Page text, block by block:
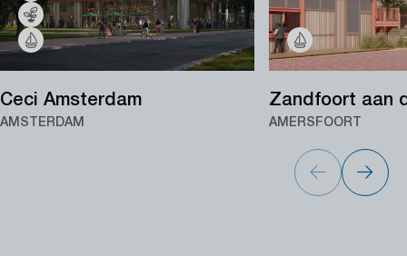
Ceci Amsterdam
AMSTERDAM
Zandfoort aan
AMERSFOORT